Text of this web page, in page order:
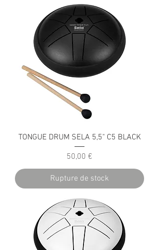
TONGUE DRUM SELA 5,5" C5 BLACK
Prix
50,00 €
Rupture de stock